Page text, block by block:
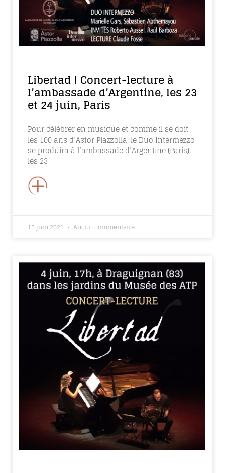
Libertad ! Concert-lecture à
l’ambassade d’Argentine, les 23
et 24 juin, Paris
Pour célébrer en musique et comme il se doit
les 100 ans d’Astor Piazzolla, le Duo Intermezzo
se produira à l’ambassade d’Argentine (Paris)
les 23
+
15 juin 2021 Aucun commentaire